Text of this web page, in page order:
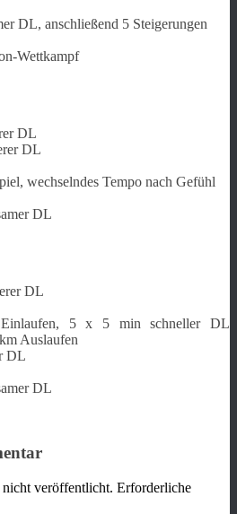
DL, anschließend 5 Steigerungen
Wettkampf
DL
DL
wechselndes Tempo nach Gefühl
DL
DL
5 x 5 min schneller DL
Auslaufen
DL
DL
veröffentlicht. Erforderliche